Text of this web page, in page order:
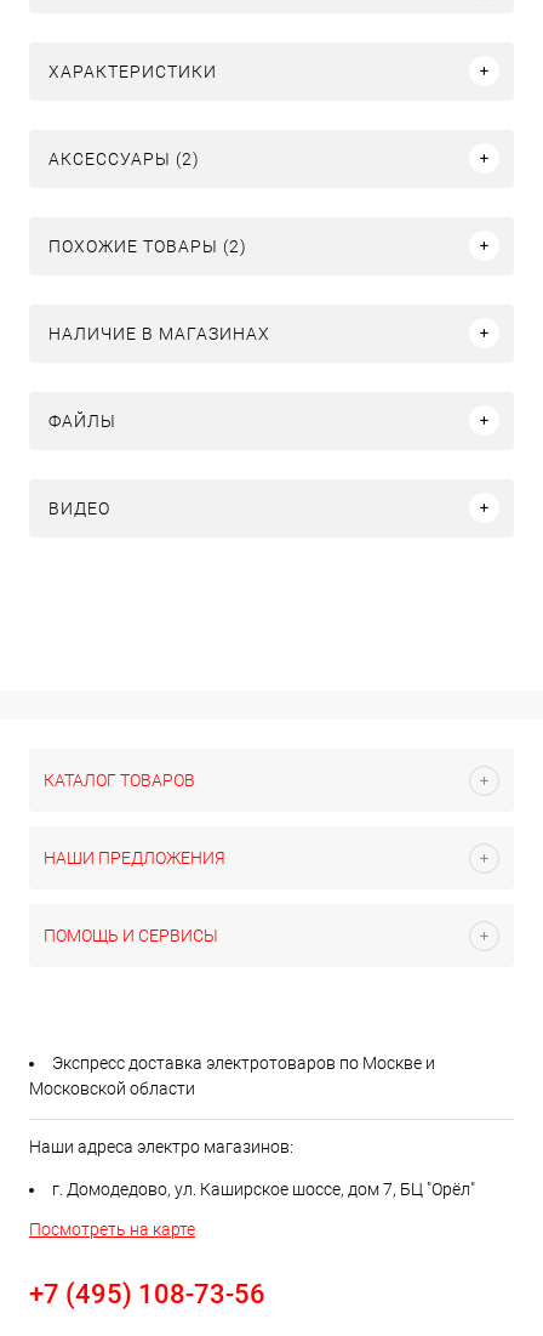
ХАРАКТЕРИСТИКИ
АКСЕССУАРЫ (2)
ПОХОЖИЕ ТОВАРЫ (2)
НАЛИЧИЕ В МАГАЗИНАХ
ФАЙЛЫ
ВИДЕО
КАТАЛОГ ТОВАРОВ
НАШИ ПРЕДЛОЖЕНИЯ
ПОМОЩЬ И СЕРВИСЫ
Экспресс доставка электротоваров по Москве и
Московской области
Наши адреса электро магазинов:
г. Домодедово, ул. Каширское шоссе, дом 7, БЦ "Орёл"
Посмотреть на карте
+7 (495) 108-73-56